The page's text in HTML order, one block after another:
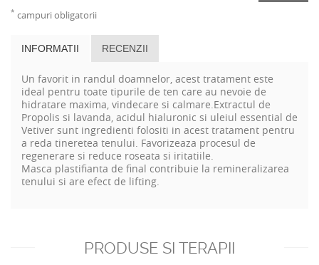
* campuri obligatorii
INFORMATII RECENZII
Un favorit in randul doamnelor, acest tratament este
ideal pentru toate tipurile de ten care au nevoie de
hidratare maxima, vindecare si calmare.Extractul de
Propolis si lavanda, acidul hialuronic si uleiul essential de
Vetiver sunt ingredienti folositi in acest tratament pentru
a reda tineretea tenului. Favorizeaza procesul de
regenerare si reduce roseata si iritatiile.
Masca plastifianta de final contribuie la remineralizarea
tenului si are efect de lifting.
PRODUSE SI TERAPII